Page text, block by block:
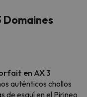
Domaines
en AX 3
auténticos chollos
de esquí en el Pirineo